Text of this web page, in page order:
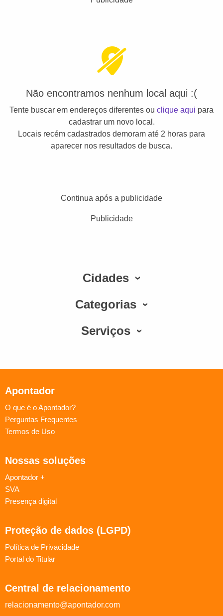
Não encontramos nenhum local aqui :(
Tente buscar em endereços diferentes ou clique aqui para
cadastrar um novo local.
Locais recém cadastrados demoram até 2 horas para
aparecer nos resultados de busca.
Continua após a publicidade
Publicidade
Cidades
Categorias
Serviços
Apontador
O que é o Apontador?
Perguntas Frequentes
Termos de Uso
Nossas soluções
Apontador +
SVA
Presença digital
Proteção de dados (LGPD)
Política de Privacidade
Portal do Titular
Central de relacionamento
relacionamento@apontador.com